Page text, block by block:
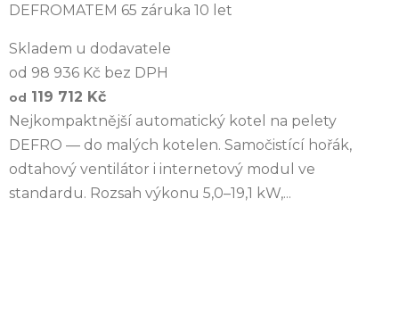
DEFROMATEM 65 záruka 10 let
Skladem u dodavatele
od 98 936 Kč bez DPH
od 119 712 Kč
Nejkompaktnější automatický kotel na pelety
DEFRO — do malých kotelen. Samočistící hořák,
odtahový ventilátor i internetový modul ve
standardu. Rozsah výkonu 5,0–19,1 kW,...